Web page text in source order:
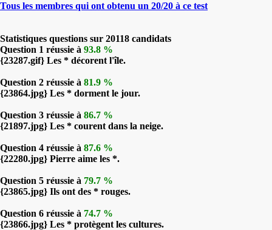
Tous les membres qui ont obtenu un 20/20 à ce test
Statistiques questions sur 20118 candidats
Question 1 réussie à 93.8 %
{23287.gif} Les * décorent l'île.
Question 2 réussie à 81.9 %
{23864.jpg} Les * dorment le jour.
Question 3 réussie à 86.7 %
{21897.jpg} Les * courent dans la neige.
Question 4 réussie à 87.6 %
{22280.jpg} Pierre aime les *.
Question 5 réussie à 79.7 %
{23865.jpg} Ils ont des * rouges.
Question 6 réussie à 74.7 %
{23866.jpg} Les * protègent les cultures.